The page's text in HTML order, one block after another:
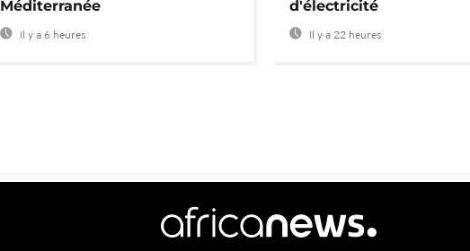
Méditerranée
Il y a 6 heures
d'électricité
Il y a 22 heures